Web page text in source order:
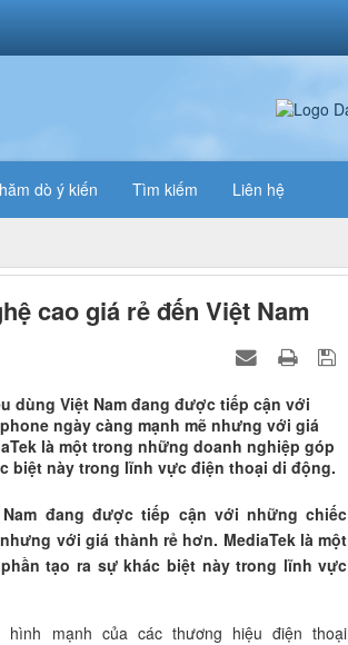
dò ý kiến Tìm kiếm Liên hệ
cao giá rẻ đến Việt Nam
dùng Việt Nam đang được tiếp cận với
ngày càng mạnh mẽ nhưng với giá
là một trong những doanh nghiệp góp
biệt này trong lĩnh vực điện thoại di động.
đang được tiếp cận với những chiếc
với giá thành rẻ hơn. MediaTek là một
tạo ra sự khác biệt này trong lĩnh vực
hình mạnh của các thương hiệu điện thoại